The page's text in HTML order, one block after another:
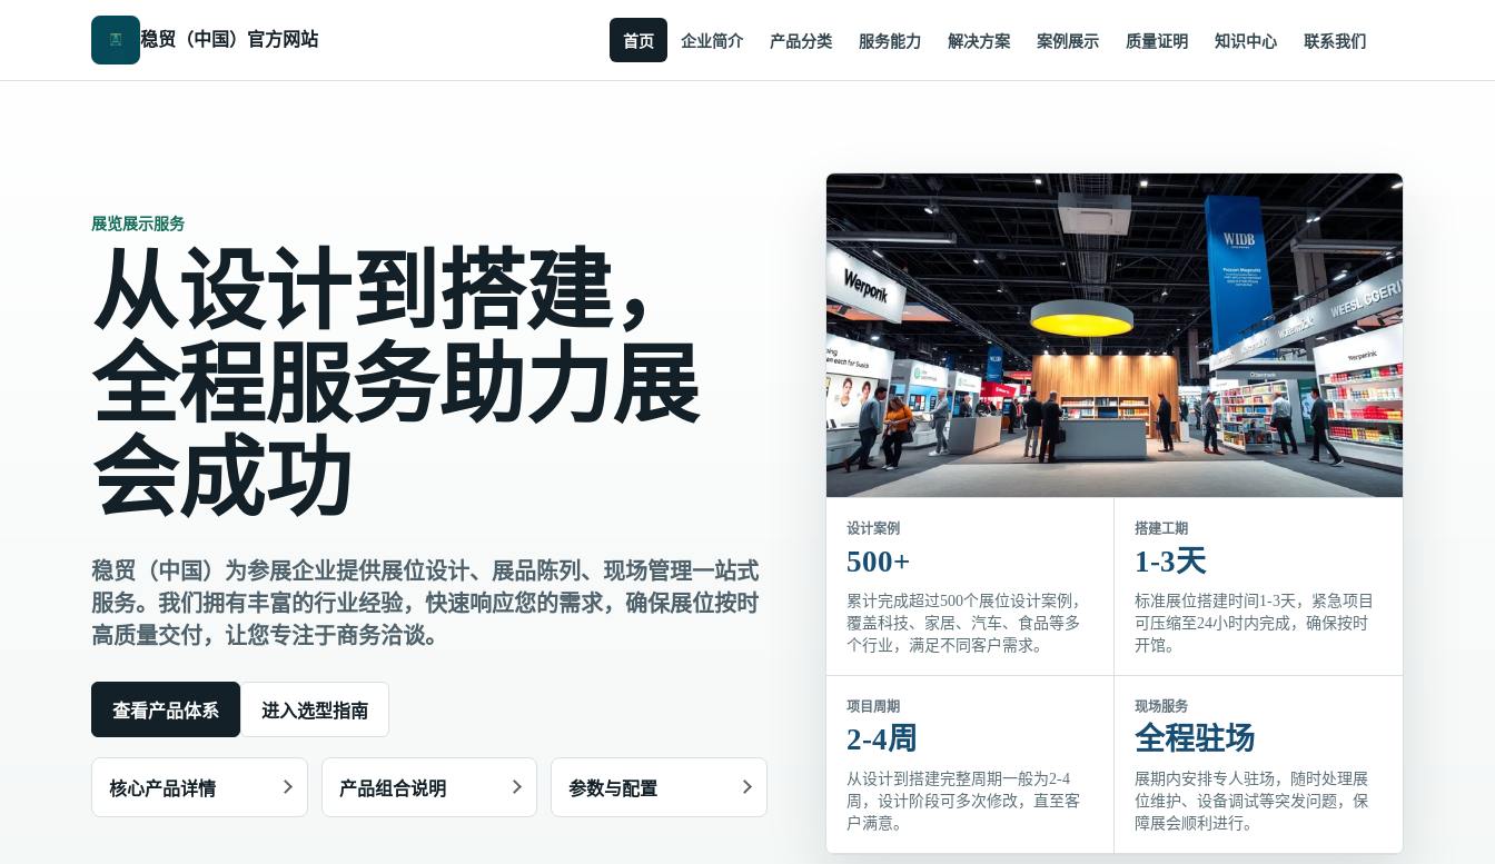
稳贸（中国）官方网站 首页 企业简介 产品分类 服务能力 解决方案 案例展示 质量证明 知识中心 联系我们
展览展示服务
从设计到搭建，
全程服务助力展
会成功
稳贸（中国）为参展企业提供展位设计、展品陈列、现场管理一站式
服务。我们拥有丰富的行业经验，快速响应您的需求，确保展位按时
高质量交付，让您专注于商务洽谈。
查看产品体系 进入选型指南
核心产品详情 产品组合说明 参数与配置
设计案例
500+
累计完成超过500个展位设计案例，
覆盖科技、家居、汽车、食品等多
个行业，满足不同客户需求。
搭建工期
1-3天
标准展位搭建时间1-3天，紧急项目
可压缩至24小时内完成，确保按时
开馆。
项目周期
2-4周
从设计到搭建完整周期一般为2-4
周，设计阶段可多次修改，直至客
户满意。
现场服务
全程驻场
展期内安排专人驻场，随时处理展
位维护、设备调试等突发问题，保
障展会顺利进行。